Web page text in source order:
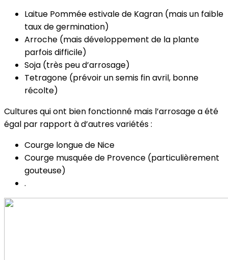
Laitue Pommée estivale de Kagran (mais un faible
taux de germination)
Arroche (mais développement de la plante
parfois difficile)
Soja (très peu d’arrosage)
Tetragone (prévoir un semis fin avril, bonne
récolte)
Cultures qui ont bien fonctionné mais l’arrosage a été
égal par rapport à d’autres variétés :
Courge longue de Nice
Courge musquée de Provence (particulièrement
gouteuse)
.